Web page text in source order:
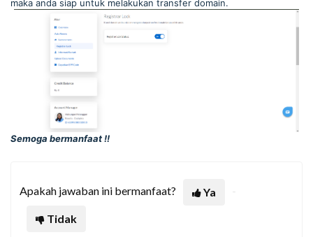
maka anda siap untuk melakukan transfer domain.
Semoga bermanfaat !!
Apakah jawaban ini bermanfaat?
Ya
Tidak